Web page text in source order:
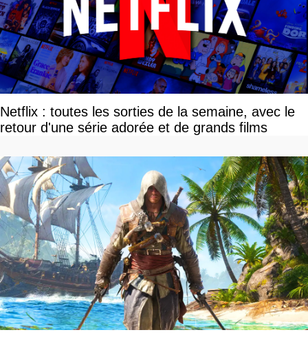
Netflix : toutes les sorties de la semaine, avec le
retour d'une série adorée et de grands films